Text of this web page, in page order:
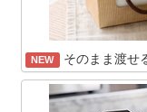
NEW そのまま渡せ